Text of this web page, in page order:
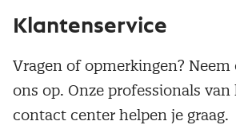
Klantenservice
Vragen of opmerkingen?
ons op. Onze professionals
contact center helpen je graag.